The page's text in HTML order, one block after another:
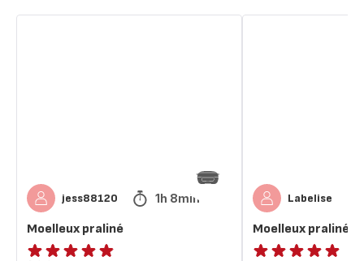
jess88120 1h 8min
Moelleux praliné
Labelise
Moelleux praliné